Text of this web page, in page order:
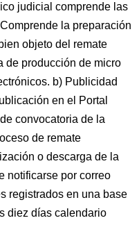
judicial comprende las
la preparación
objeto del remate
de producción de micro
b) Publicidad
en el Portal
convocatoria de la
de remate
o descarga de la
notificarse por correo
registrados en una base
diez días calendario